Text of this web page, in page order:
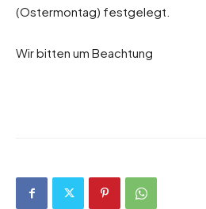
(Ostermontag) festgelegt.
Wir bitten um Beachtung